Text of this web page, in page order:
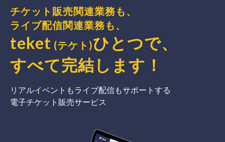
チケット販売関連業務も、
ライブ配信関連業務も、
teket (テケト)ひとつで、
すべて完結 します ！
リアルイベントもライブ配信もサポートする
電子チケット販売サービス